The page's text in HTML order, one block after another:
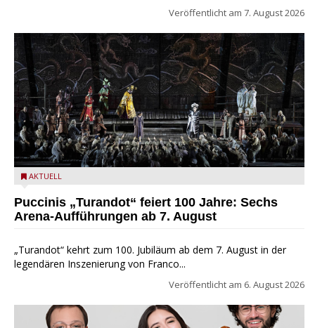
Veröffentlicht am 7. August 2026
Turandot in der Arena von Verona - Ennevi für Fondazione
AKTUELL
Puccinis „Turandot“ feiert 100 Jahre: Sechs
Arena-Aufführungen ab 7. August
„Turandot“ kehrt zum 100. Jubiläum ab dem 7. August in der
legendären Inszenierung von Franco...
Veröffentlicht am 6. August 2026